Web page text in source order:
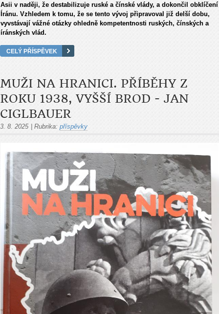
Asii v naději, že destabilizuje ruské a čínské vlády, a dokončil obklíčení
Íránu. Vzhledem k tomu, že se tento vývoj připravoval již delší dobu,
vyvstávají vážné otázky ohledně kompetentnosti ruských, čínských a
íránských vlád.
CELÝ PŘÍSPĚVEK
MUŽI NA HRANICI. PŘÍBĚHY Z
ROKU 1938, VYŠŠÍ BROD - JAN
CIGLBAUER
3. 8. 2025 Rubrika: příspěvky